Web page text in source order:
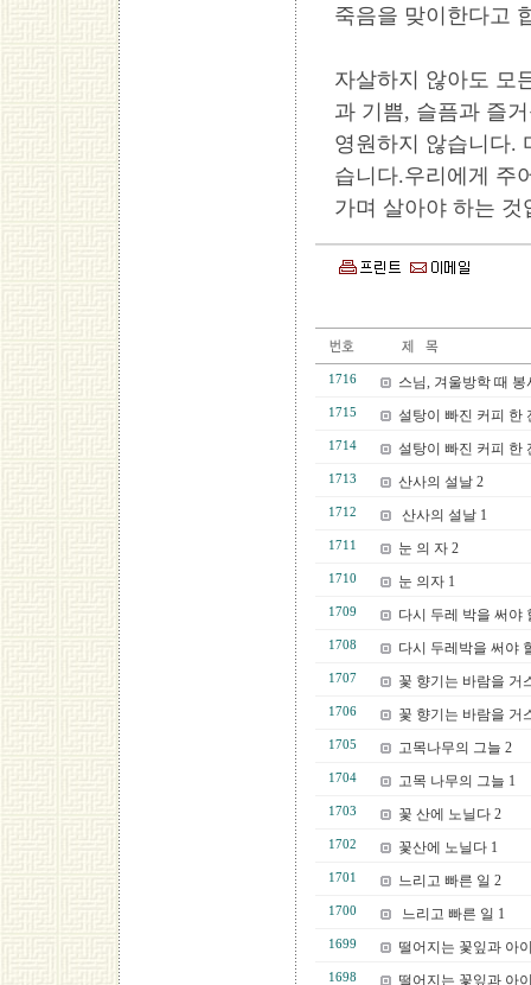
죽음을 맞이한다고
자살하지 않아도 모
과 기쁨, 슬픔과 즐
영원하지 않습니다.
습니다.우리에게 주
가며 살아야 하는 것
1716 스님, 겨울방학 때
1715 설탕이 빠진 커피 한
1714 설탕이 빠진 커피 한
1713 산사의 설날 2
1712 산사의 설날 1
1711 눈 의 자 2
1710 눈 의자 1
1709 다시 두레 박을 써야
1708 다시 두레박을 써야
1707 꽃 향기는 바람을 거
1706 꽃 향기는 바람을 거
1705 고목나무의 그늘 2
1704 고목 나무의 그늘 1
1703 꽃 산에 노닐다 2
1702 꽃산에 노닐다 1
1701 느리고 빠른 일 2
1700 느리고 빠른 일 1
1699 떨어지는 꽃잎과 아
1698 떨어지는 꽃잎과 아